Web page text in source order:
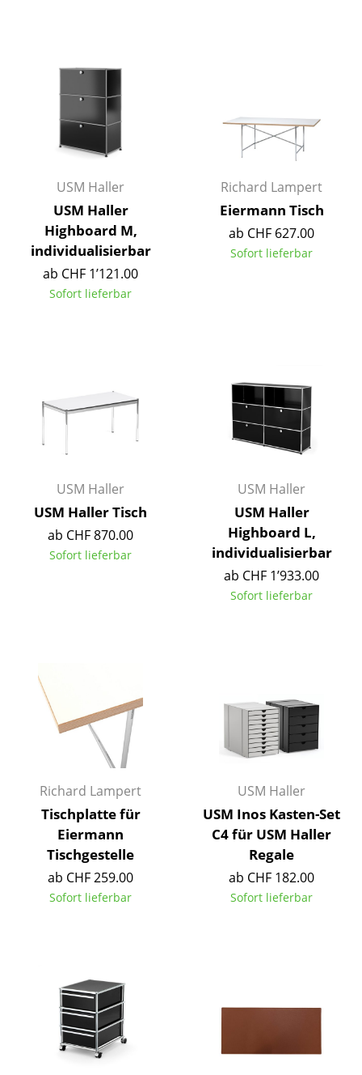
... alle Tische
Aufbewahren
Regale & Schränke
Bücherregale
Wandregale
Sideboards & Kommoden
Garderoben
Kleinaufbewahrung
... alle Aufbewahrungsmöbel
Licht
Hängeleuchten & Deckenleuchten
Stehleuchten & Leseleuchten
Bodenleuchten
Wandleuchten
Akkuleuchten
... alle Leuchten
Betten
Stapelbetten
Kinderbetten
Nachttische & Bettzubehör
USM Haller
USM Haller
Highboard M,
individualisierbar
ab CHF 1’121.00
Sofort lieferbar
Richard Lampert
Eiermann Tisch
ab CHF 627.00
Sofort lieferbar
USM Haller
USM Haller Tisch
ab CHF 870.00
Sofort lieferbar
USM Haller
USM Haller
Highboard L,
individualisierbar
ab CHF 1’933.00
Sofort lieferbar
Richard Lampert
Tischplatte für
Eiermann
Tischgestelle
ab CHF 259.00
Sofort lieferbar
USM Haller
USM Inos Kasten-Set
C4 für USM Haller
Regale
ab CHF 182.00
Sofort lieferbar